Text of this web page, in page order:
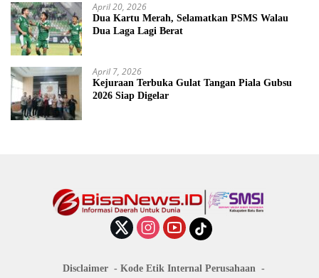
April 20, 2026
Dua Kartu Merah, Selamatkan PSMS Walau
Dua Laga Lagi Berat
April 7, 2026
Kejuraan Terbuka Gulat Tangan Piala Gubsu
2026 Siap Digelar
Disclaimer
Kode Etik Internal Perusahaan